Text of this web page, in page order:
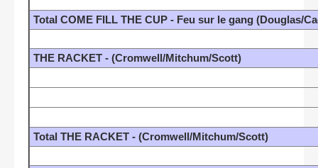
Total COME FILL THE CUP - Feu sur le gang (Douglas/
THE RACKET - (Cromwell/Mitchum/Scott)
Total THE RACKET - (Cromwell/Mitchum/Scott)